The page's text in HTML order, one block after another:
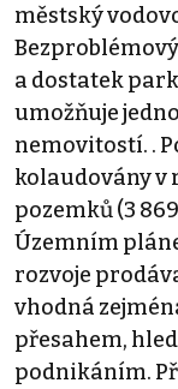
městský
a dostatek
umožňuje
nemovitostí. .
kolaudovány v
pozemků (3
Územním
rozvoje
vhodná
přesahem,
podnikáním.